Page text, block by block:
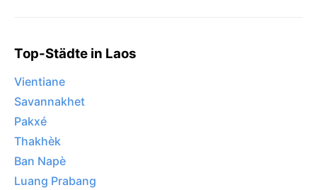
Top-Städte in Laos
Vientiane
Savannakhet
Pakxé
Thakhèk
Ban Napè
Luang Prabang